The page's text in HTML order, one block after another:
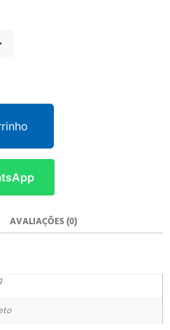
AVALIAÇÕES (0)